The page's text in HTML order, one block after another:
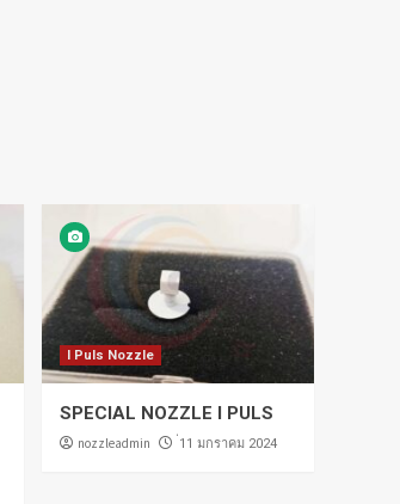
I Puls Nozzle
SPECIAL NOZZLE I PULS
nozzleadmin ่11 มกราคม 2024